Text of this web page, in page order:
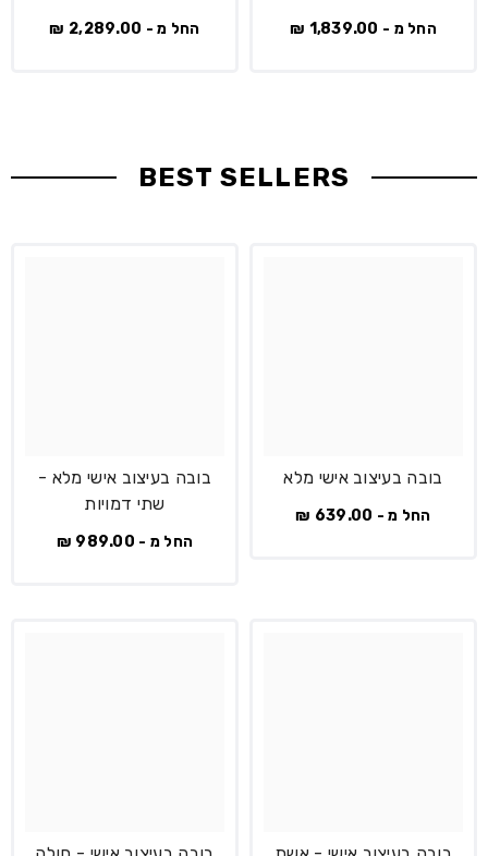
החל מ - 1,839.00 ₪ החל מ - 2,289.00 ₪
BEST SELLERS
בובה בעיצוב אישי מלא
החל מ - 639.00 ₪
בובה בעיצוב אישי מלא -
שתי דמויות
החל מ - 989.00 ₪